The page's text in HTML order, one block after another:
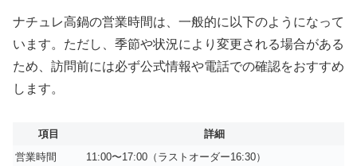
ナチュレ高鍋の営業時間は、一般的に以下のようになって
います。ただし、季節や状況により変更される場合がある
ため、訪問前には必ず公式情報や電話での確認をおすすめ
します。
項目
詳細
営業時間
11:00〜17:00（ラストオーダー16:30）